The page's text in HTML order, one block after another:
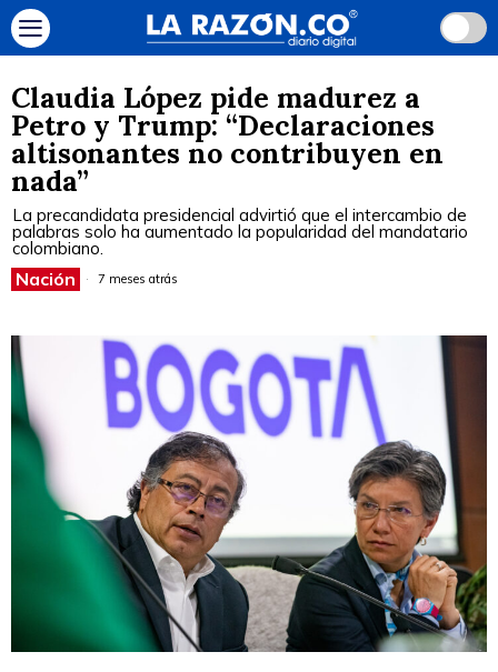
Claudia López pide madurez a
Petro y Trump: “Declaraciones
altisonantes no contribuyen en
nada”
La precandidata presidencial advirtió que el intercambio de
palabras solo ha aumentado la popularidad del mandatario
colombiano.
Nación 7 meses atrás